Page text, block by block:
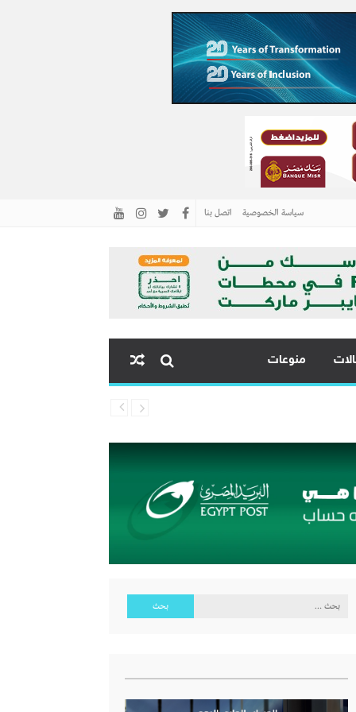
سياسة الخصوصية اتصل بنا
منوعات
البحث